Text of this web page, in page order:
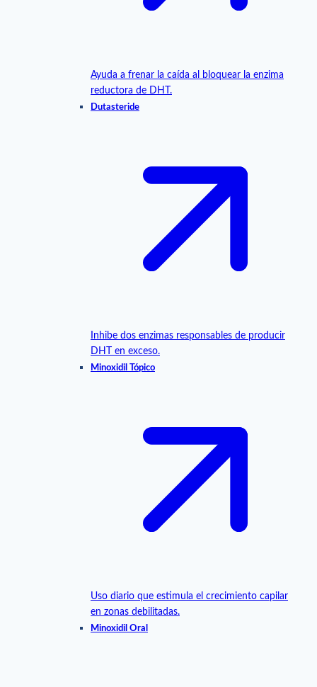
Ayuda a frenar la caída al bloquear la enzima
reductora de DHT.
Dutasteride
Inhibe dos enzimas responsables de producir
DHT en exceso.
Minoxidil Tópico
Uso diario que estimula el crecimiento capilar
en zonas debilitadas.
Minoxidil Oral